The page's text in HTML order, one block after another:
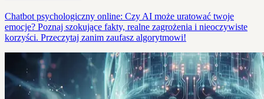
Chatbot psychologiczny online: Czy AI może uratować twoje
emocje? Poznaj szokujące fakty, realne zagrożenia i nieoczywiste
korzyści. Przeczytaj zanim zaufasz algorytmowi!